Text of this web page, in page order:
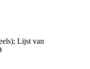
Lijst van